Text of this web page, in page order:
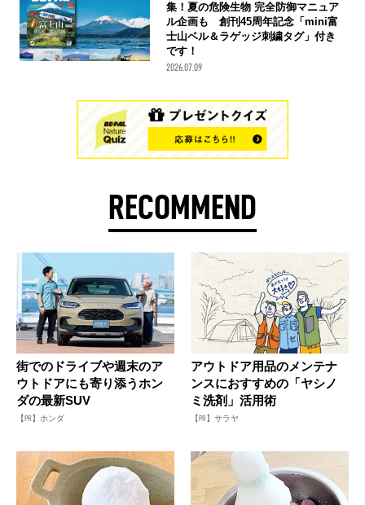
集！夏の危険生物 完全防御マニュア
ル企画も 創刊45周年記念「mini富
士山ベル＆ラゲッジ刺繍タグ」付き
です！
2026.07.09
RECOMMEND
街でのドライブや週末のア
ウトドアにも寄り添うホン
ダの最新SUV
【PR】ホンダ
アウトドア用品のメンテナ
ンスにおすすめの「ヤシノ
ミ洗剤」活用術
【PR】サラヤ